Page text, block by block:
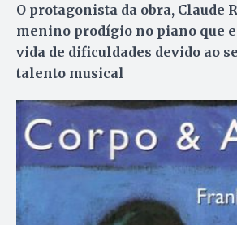
O protagonista da obra, Claude
menino prodígio no piano que
vida de dificuldades devido ao
talento musical